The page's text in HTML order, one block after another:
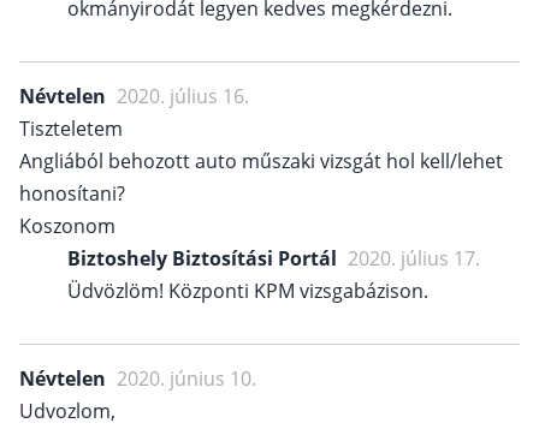
okmányirodát legyen kedves megkérdezni.
Névtelen 2020. július 16.
Tiszteletem
Angliából behozott auto műszaki vizsgát hol kell/lehet
honosítani?
Koszonom
Biztoshely Biztosítási Portál 2020. július 17.
Üdvözlöm! Központi KPM vizsgabázison.
Névtelen 2020. június 10.
Udvozlom,